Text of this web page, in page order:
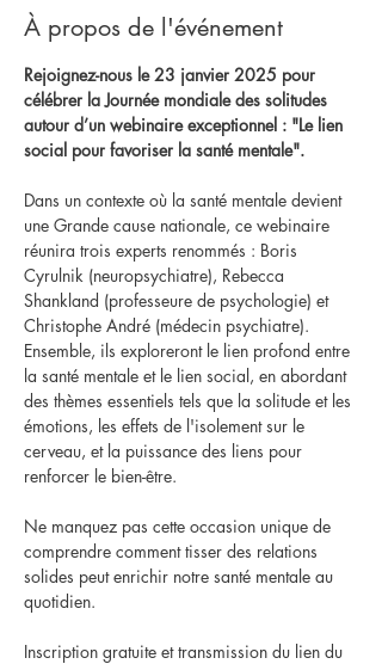
À propos de l'événement
Rejoignez-nous le 23 janvier 2025 pour
célébrer la Journée mondiale des solitudes
autour d’un webinaire exceptionnel : "Le lien
social pour favoriser la santé mentale".
Dans un contexte où la santé mentale devient
une Grande cause nationale, ce webinaire
réunira trois experts renommés : Boris
Cyrulnik (neuropsychiatre), Rebecca
Shankland (professeure de psychologie) et
Christophe André (médecin psychiatre).
Ensemble, ils exploreront le lien profond entre
la santé mentale et le lien social, en abordant
des thèmes essentiels tels que la solitude et les
émotions, les effets de l'isolement sur le
cerveau, et la puissance des liens pour
renforcer le bien-être.
Ne manquez pas cette occasion unique de
comprendre comment tisser des relations
solides peut enrichir notre santé mentale au
quotidien.
Inscription gratuite et transmission du lien du